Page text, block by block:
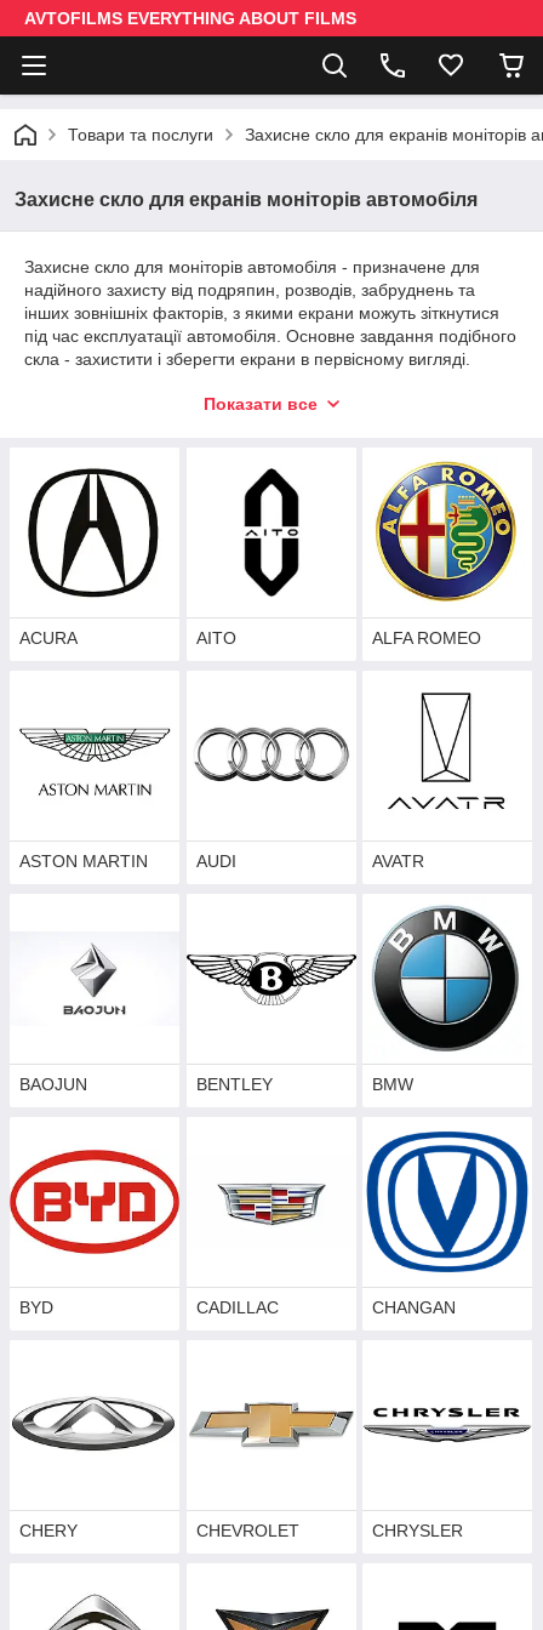
AVTOFILMS EVERYTHING ABOUT FILMS
Товари та послуги Захисне скло для екранів моніторів
Захисне скло для екранів моніторів автомобіля
Захисне скло для моніторів автомобіля - призначене для
надійного захисту від подряпин, розводів, забруднень та
інших зовнішніх факторів, з якими екрани можуть зіткнутися
під час експлуатації автомобіля. Основне завдання подібного
скла - захистити і зберегти екрани в первісному вигляді.
чому автолюбителі все частіше звертаються до нас за
Причини від чого з'являються подряпини:
Жіночий манікюр;
Протирання підручними засобами;
Випадкові подряпини.
Причини від чого з'являються плями і розводи:
Часткове видалення заводського захисного шару;
Невдала хімчистка салону.
Причини від чого з'являються стійкі забруднення:
Брудні руки;
Органічні речовини.
подряпин. Максимально приховує пошкодження наявні
на моніторі.
заводського шару.
допомогою мікрофібри. Перешкоджає накопиченню статики і
Показати все
ACURA AITO ALFA ROMEO
ASTON MARTIN AUDI AVATR
BAOJUN BENTLEY BMW
BYD CADILLAC CHANGAN
CHERY CHEVROLET CHRYSLER